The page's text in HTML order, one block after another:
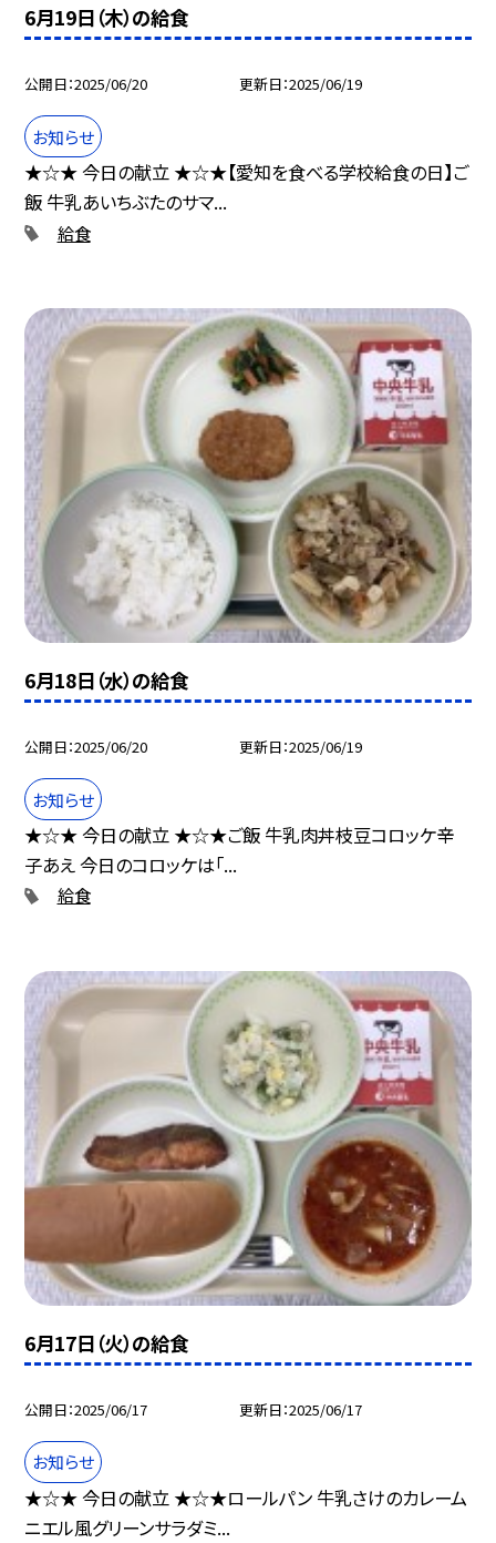
6月19日（木）の給食
公開日 2025/06/20 更新日 2025/06/19
お知らせ
★☆★ 今日の献立 ★☆★【愛知を食べる学校給食の日】ご
飯 牛乳あいちぶたのサマ...
給食
6月18日（水）の給食
公開日 2025/06/20 更新日 2025/06/19
お知らせ
★☆★ 今日の献立 ★☆★ご飯 牛乳肉丼枝豆コロッケ辛
子あえ 今日のコロッケは「...
給食
6月17日（火）の給食
公開日 2025/06/17 更新日 2025/06/17
お知らせ
★☆★ 今日の献立 ★☆★ロールパン 牛乳さけのカレーム
ニエル風グリーンサラダミ...